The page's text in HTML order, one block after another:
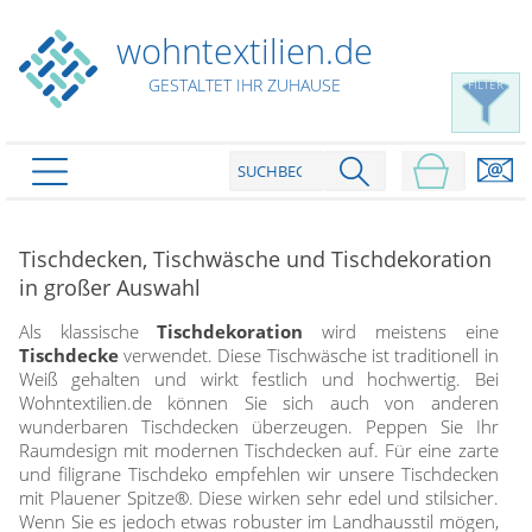
PRODUKTE
Plissee
Faltstores in Standardgrößen
Wabenplissees
Verdunklungsplissees
Sonnenschutzplissees
Outdoor-Plissees
gemusterte Plissees
Rollos nach Maß
Rollos in Standardgrößen
Thermo Rollo
Doppelrollo
Klemmrollo
Dachfenster Rollo
Raffrollo
Raffrollo Maß
Faltrollo / Raffgardinen
Flächenvorhang
Flächenvorhang nach Maß
Scheibengardinen
wohntextilien.de
GESTALTET IHR ZUHAUSE FILTER
Tischdecken, Tischwäsche und Tischdekoration
in großer Auswahl
Als klassischeTischdekoration wird meistens eine
Tischdeckeverwendet. Diese Tischwäsche ist traditionell in
Weiß gehalten und wirkt festlich und hochwertig. Bei
Wohntextilien.de können Sie sich auch von anderen
wunderbaren Tischdecken überzeugen. Peppen Sie Ihr
Raumdesign mit modernen Tischdecken auf. Für eine zarte
und filigrane Tischdeko empfehlen wir unsere Tischdecken
mit Plauener Spitze®. Diese wirken sehr edel und stilsicher.
Wenn Sie es jedoch etwas robuster im Landhausstil mögen,